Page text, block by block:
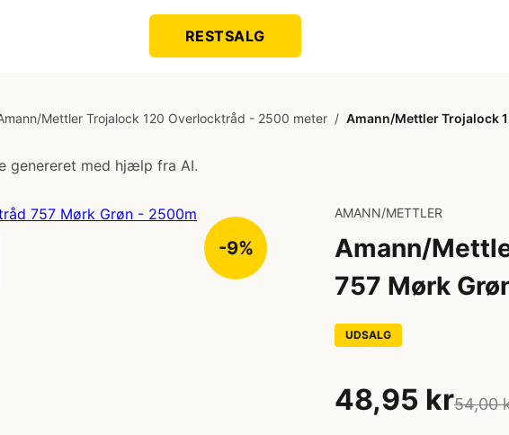
RESTSALG
Mettler Trojalock 120 Overlocktråd - 2500 meter / Amann/Mettler Trojalock
genereret med hjælp fra AI.
-9%
AMANN/METTLER
Amann/
757 Mørk
UDSALG
48,95 kr54,00